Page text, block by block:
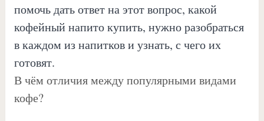
помочь дать ответ на этот вопрос, какой
кофейный напито купить, нужно разобраться
в каждом из напитков и узнать, с чего их
готовят.
В чём отличия между популярными видами
кофе?